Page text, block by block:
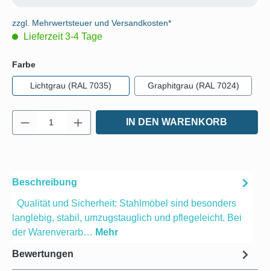
zzgl. Mehrwertsteuer und Versandkosten*
Lieferzeit 3-4 Tage
Farbeauswählen
Lichtgrau (RAL 7035) Graphitgrau (RAL 7024)
Produkt Anzahl: Gib den gewünschten
IN DEN WARENKORB
Beschreibung
Qualität und Sicherheit: Stahlmöbel sind besonders
langlebig, stabil, umzugstauglich und pflegeleicht. Bei
der Warenverarb… Mehr
Bewertungen